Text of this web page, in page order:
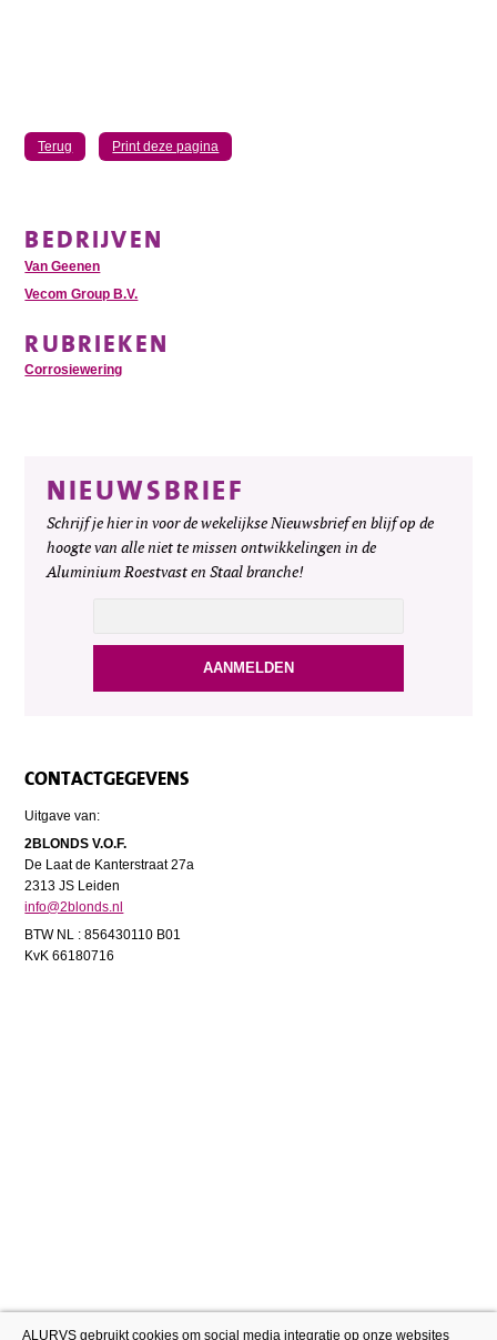
Terug Print deze pagina
BEDRIJVEN
Van Geenen
Vecom Group B.V.
RUBRIEKEN
Corrosiewering
NIEUWSBRIEF
Schrijf je hier in voor de wekelijkse Nieuwsbrief en blijf op de
hoogte van alle niet te missen ontwikkelingen in de
Aluminium Roestvast en Staal branche!
CONTACTGEGEVENS
Uitgave van:
2BLONDS V.O.F.
De Laat de Kanterstraat 27a
2313 JS Leiden
info@2blonds.nl
BTW NL : 856430110 B01
KvK 66180716
ALURVS gebruikt cookies om social media integratie op onze websites